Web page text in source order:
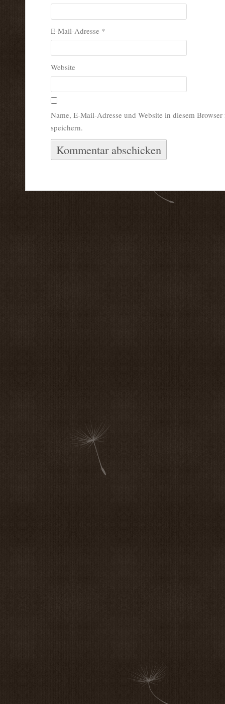
E-Mail-Adresse *
Website
Name, E-Mail-Adresse und Website in diesem
speichern.